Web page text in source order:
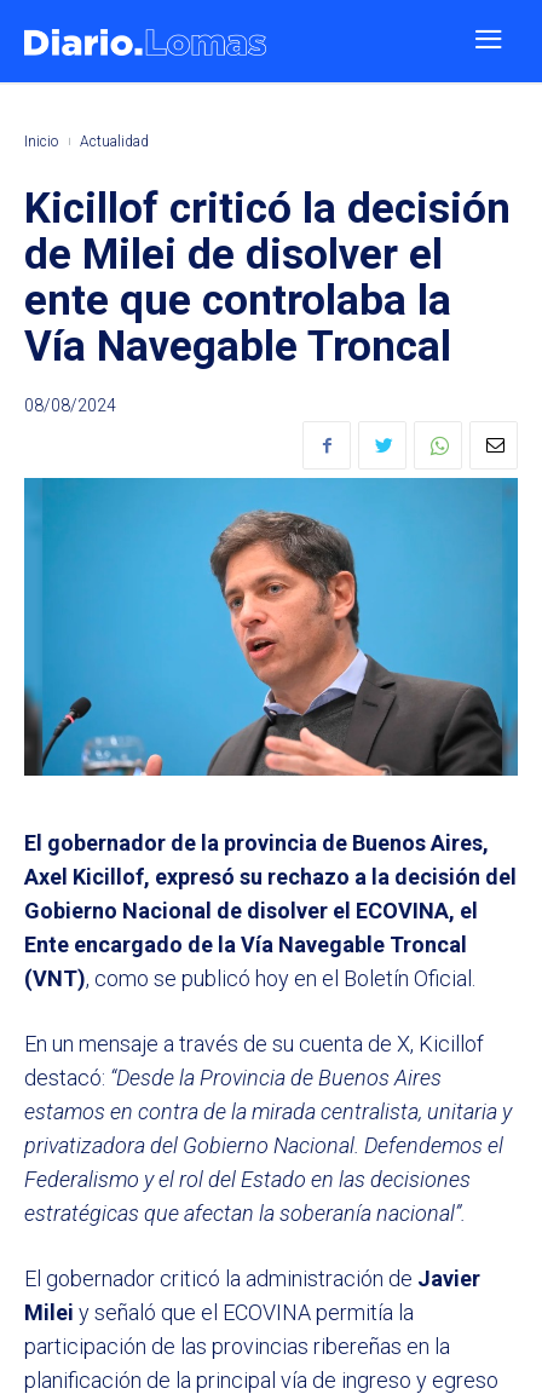
Inicio Actualidad
Kicillof criticó la decisión
de Milei de disolver el
ente que controlaba la
Vía Navegable Troncal
08/08/2024
El gobernador de la provincia de Buenos Aires,
Axel Kicillof, expresó su rechazo a la decisión del
Gobierno Nacional de disolver el ECOVINA, el
Ente encargado de la Vía Navegable Troncal
(VNT), como se publicó hoy en el Boletín Oficial.
En un mensaje a través de su cuenta de X, Kicillof
destacó: “Desde la Provincia de Buenos Aires
estamos en contra de la mirada centralista, unitaria y
privatizadora del Gobierno Nacional. Defendemos el
Federalismo y el rol del Estado en las decisiones
estratégicas que afectan la soberanía nacional”.
El gobernador criticó la administración de Javier
Milei y señaló que el ECOVINA permitía la
participación de las provincias ribereñas en la
planificación de la principal vía de ingreso y egreso